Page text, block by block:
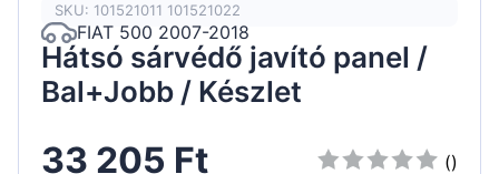
SKU: 101521011 101521022
FIAT 500 2007-2018
Hátsó sárvédő javító panel /
Bal+Jobb / Készlet
33 205 Ft
()